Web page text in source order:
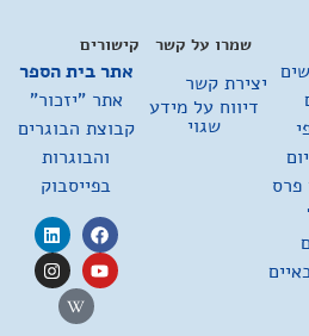
פרס
קישורים
אתר בית הספר
אתר "יזכור"
קבוצת הבוגרים
והבוגרות
בפייסבוק
שמרו על קשר
יצירת קשר
דיווח על מידע
שגוי